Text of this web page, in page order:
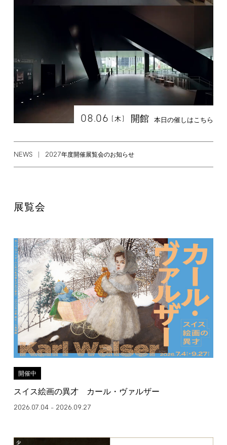
08.06 [木 ] 開館 本日の催しはこちら
NEWS 2027年度開催展覧会のお知らせ
展覧会
開催中
スイス絵画の異才 カール・ヴァルザー
2026.07.04– 2026.09.27